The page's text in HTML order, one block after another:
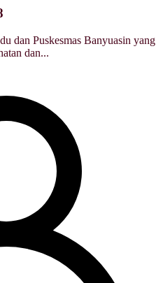
dan Puskesmas Banyuasin yang
dan...